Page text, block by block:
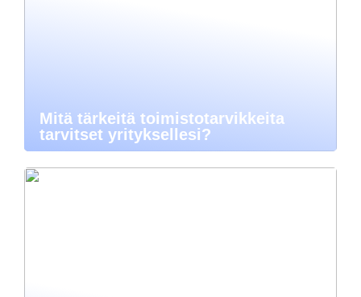
Mitä tärkeitä toimistotarvikkeita
tarvitset yrityksellesi?